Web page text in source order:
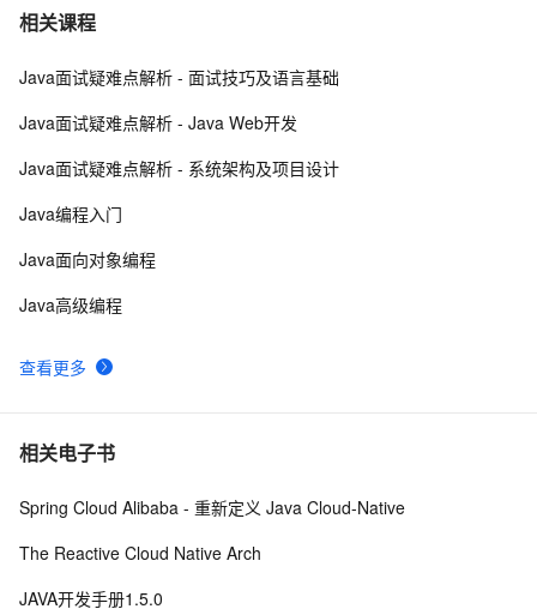
7 Java 图书管理系统详解
8 JAVA多线程实现的两种方式
10java 中的多线程   内部类实现 数据共享 和 Runnable
相关课程
查看更多
Java面试疑难点解析 - 面试技巧及语言基础
Java面试疑难点解析 - Java Web开发
Java面试疑难点解析 - 系统架构及项目设计
Java编程入门
Java面向对象编程
Java高级编程
相关电子书
Spring Cloud Alibaba - 重新定义 Java Cloud-Native
The Reactive Cloud Native Arch
JAVA开发手册1.5.0